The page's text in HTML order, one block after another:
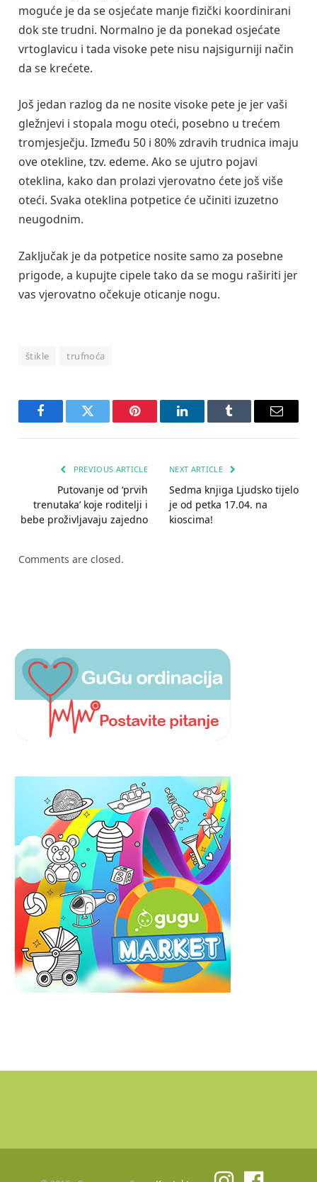
moguće je da se osjećate manje fizički koordinirani
dok ste trudni. Normalno je da ponekad osjećate
vrtoglavicu i tada visoke pete nisu najsigurniji način
da se krećete.
Još jedan razlog da ne nosite visoke pete je jer vaši
gležnjevi i stopala mogu oteći, posebno u trećem
tromjesječju. Između 50 i 80% zdravih trudnica imaju
ove otekline, tzv. edeme. Ako se ujutro pojavi
oteklina, kako dan prolazi vjerovatno ćete još više
oteći. Svaka oteklina potpetice će učiniti izuzetno
neugodnim.
Zaključak je da potpetice nosite samo za posebne
prigode, a kupujte cipele tako da se mogu raširiti jer
vas vjerovatno očekuje oticanje nogu.
štikle trufnoća
FacebookTwitter Pinterest LinkedInTumblr Email
PREVIOUS ARTICLE
Putovanje od ‘prvih
trenutaka’ koje roditelji i
bebe proživljavaju zajedno
NEXT ARTICLE
Sedma knjiga Ljudsko tijelo
je od petka 17.04. na
kioscima!
Comments are closed.